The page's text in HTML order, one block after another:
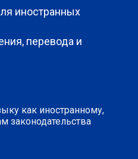
иностранных
перевода и
как иностранному,
законодательства